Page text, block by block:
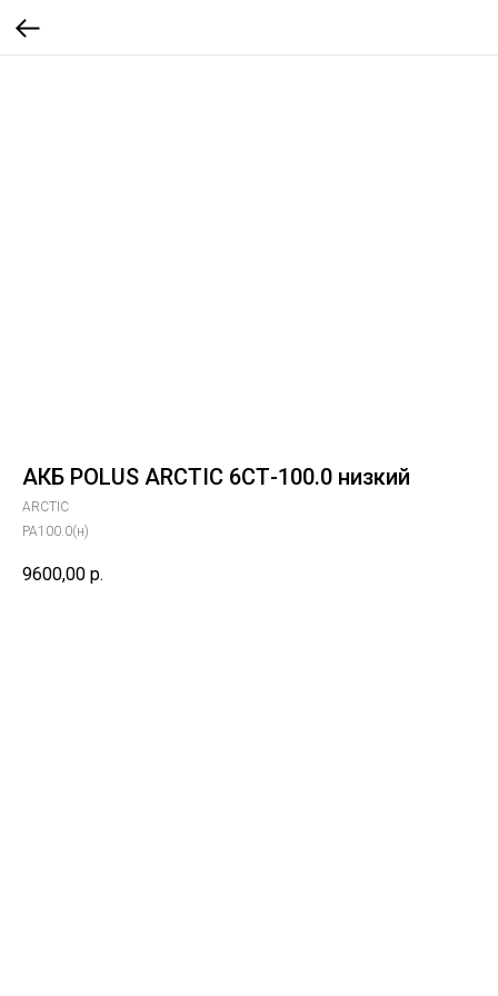
АКБ POLUS ARCTIC 6СТ-100.0 низкий
ARCTIC
PA100.0(н)
9600,00 р.